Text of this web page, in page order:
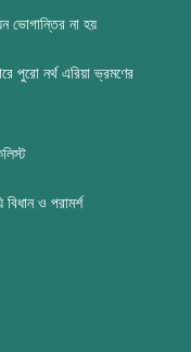
ভোগান্তির না হয়
পুরো নর্থ এরিয়া ভ্রমণের
ও পরামর্শ